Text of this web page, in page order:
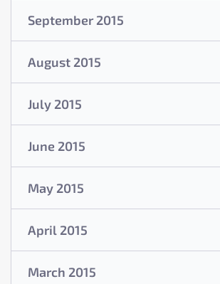
September 2015
August 2015
July 2015
June 2015
May 2015
April 2015
March 2015